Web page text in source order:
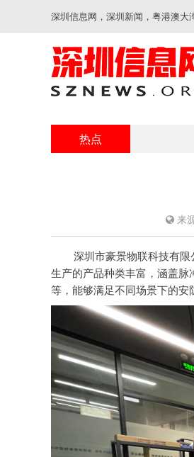
深圳信息网，深圳新闻，粤港澳大
热点
来
深圳市豪景物联科技有限公
生产的产品种类丰富，涵盖
等，能够满足不同场景下的安